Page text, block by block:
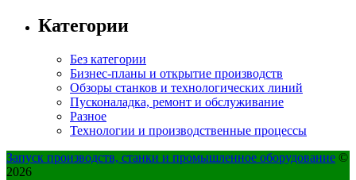
Категории
Без категории
Бизнес-планы и открытие производств
Обзоры станков и технологических линий
Пусконаладка, ремонт и обслуживание
Разное
Технологии и производственные процессы
Запуск производств, станки и промышленное оборудование ©
2026